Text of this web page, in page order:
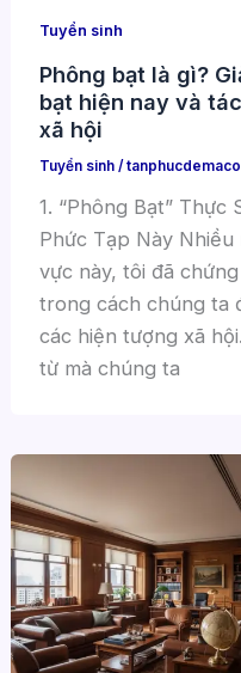
Tuyển sinh
Phông bạt là gì?
bạt hiện nay và
xã hội
Tuyển sinh /
1. “Phông Bạt” Thực
Phức Tạp Này
vực này, tôi đã
trong cách chúng ta
các hiện tượng xã
từ mà chúng ta